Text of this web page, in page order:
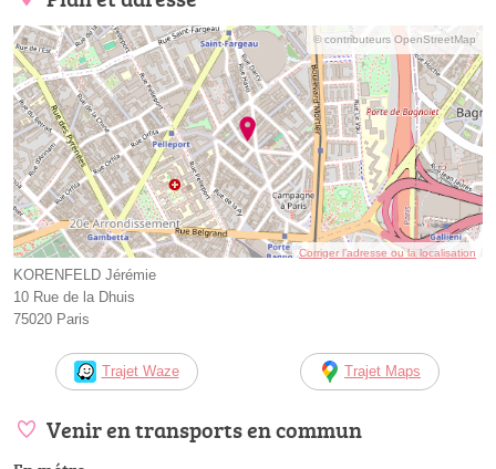
© contributeurs OpenStreetMap
Corriger l’adresse ou la localisation
KORENFELD Jérémie
10 Rue de la Dhuis
75020 Paris
Trajet Waze Trajet Maps
Venir en transports en commun